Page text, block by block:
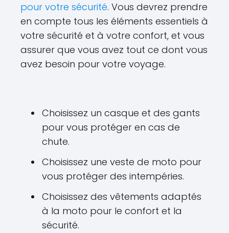
pour votre sécurité. Vous devrez prendre
en compte tous les éléments essentiels à
votre sécurité et à votre confort, et vous
assurer que vous avez tout ce dont vous
avez besoin pour votre voyage.
Choisissez un casque et des gants
pour vous protéger en cas de
chute.
Choisissez une veste de moto pour
vous protéger des intempéries.
Choisissez des vêtements adaptés
à la moto pour le confort et la
sécurité.